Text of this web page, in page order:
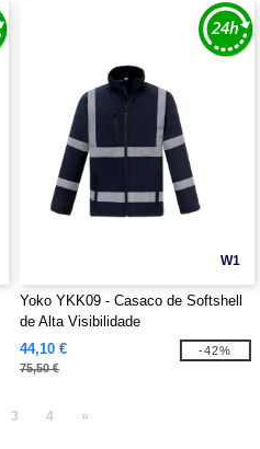
W1
Yoko YKK09 - Casaco de Softshell
de Alta Visibilidade
44,10 €
75,50 €
-42%
3 4 »